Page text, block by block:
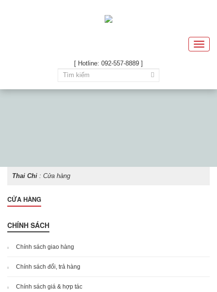
Toggle
[ Hotline: 092-557-8889 ]
Thai Chi : Cửa hàng
CỬA HÀNG
CHÍNH SÁCH
Chính sách giao hàng
Chính sách đổi, trả hàng
Chính sách giá & hợp tác